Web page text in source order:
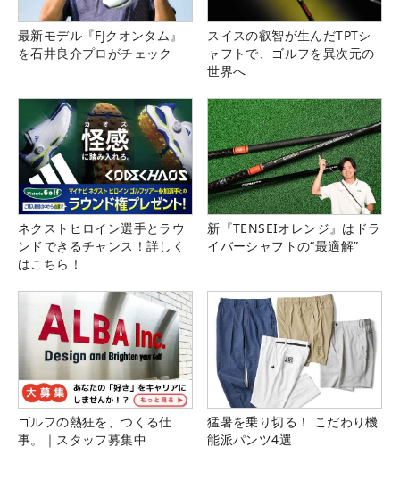
最新モデル『FJクオンタム』
を石井良介プロがチェック
スイスの叡智が生んだTPTシ
ャフトで、ゴルフを異次元の
世界へ
ネクストヒロイン選手とラウ
ンドできるチャンス！詳しく
はこちら！
新『TENSEIオレンジ』はドラ
イバーシャフトの“最適解”
ゴルフの熱狂を、つくる仕
事。｜スタッフ募集中
猛暑を乗り切る！ こだわり機
能派パンツ4選